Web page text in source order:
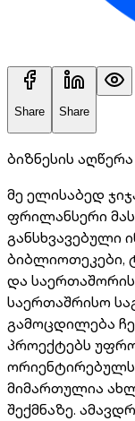
Share Share
ბიზნესის აღწერა
მე ელისაბედ
ფრილანსერი
განსხვავებული
ბიბლიოთეკები,
და
საერთაშრისო
გამოცდილება
პროექტებს
ორიენტირებულს
მიმართულია
შექმნაზე.